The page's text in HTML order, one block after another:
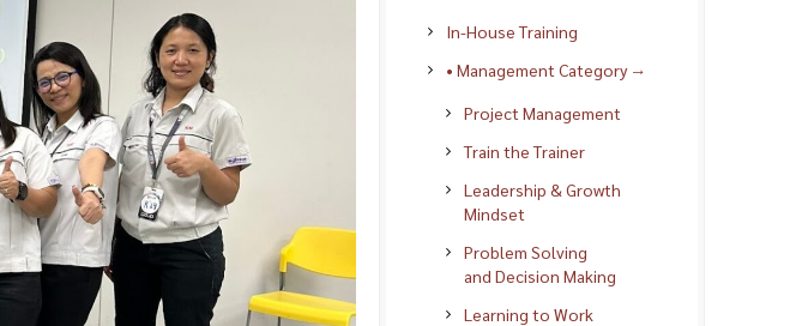
In-House Training
• Management Category →
Project Management
Train the Trainer
Leadership & Growth
Mindset
Problem Solving
and Decision Making
Learning to Work